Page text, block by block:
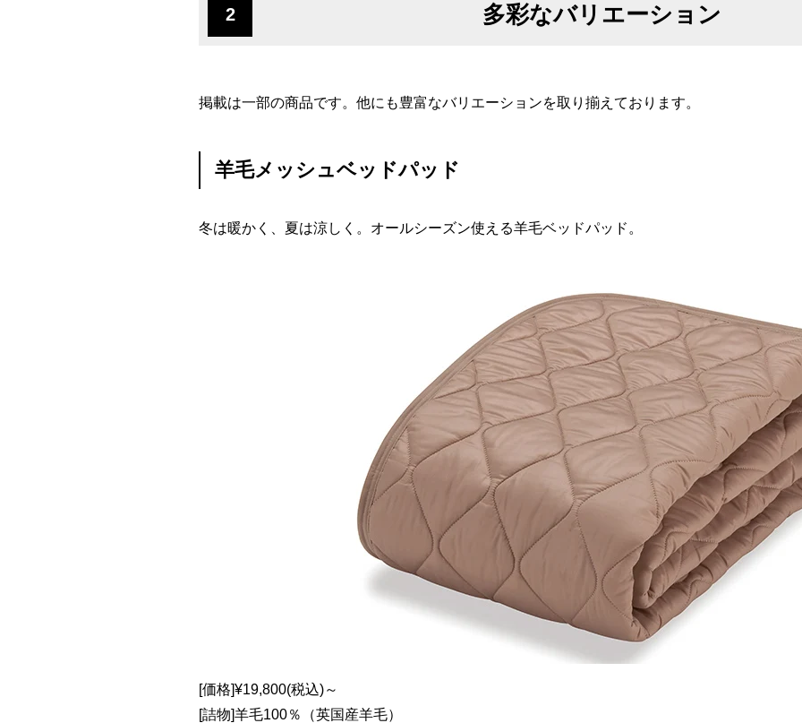
2 多彩なバリエーション
掲載は一部の商品です。他にも豊富なバリエーションを取り揃えております。
羊毛メッシュベッドパッド
冬は暖かく、夏は涼しく。オールシーズン使える羊毛ベッドパッド。
[価格]¥19,800(税込)～
[詰物]羊毛100％（英国産羊毛）